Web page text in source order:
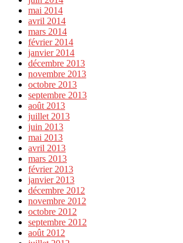
mai 2014
avril 2014
mars 2014
février 2014
janvier 2014
décembre 2013
novembre 2013
octobre 2013
septembre 2013
août 2013
juillet 2013
juin 2013
mai 2013
avril 2013
mars 2013
février 2013
janvier 2013
décembre 2012
novembre 2012
octobre 2012
septembre 2012
août 2012